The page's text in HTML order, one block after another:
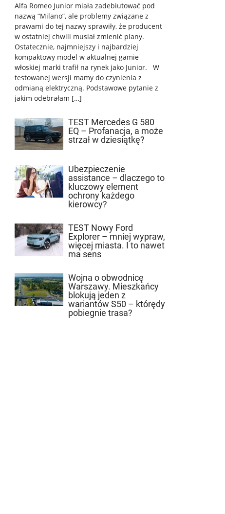
Alfa Romeo Junior miała zadebiutować pod
nazwą “Milano”, ale problemy związane z
prawami do tej nazwy sprawiły, że producent
w ostatniej chwili musiał zmienić plany.
Ostatecznie, najmniejszy i najbardziej
kompaktowy model w aktualnej gamie
włoskiej marki trafił na rynek jako Junior. W
testowanej wersji mamy do czynienia z
odmianą elektryczną. Podstawowe pytanie z
jakim odebrałam […]
TEST Mercedes G 580
EQ – Profanacja, a może
strzał w dziesiątkę?
Ubezpieczenie
assistance – dlaczego to
kluczowy element
ochrony każdego
kierowcy?
TEST Nowy Ford
Explorer – mniej wypraw,
więcej miasta. I to nawet
ma sens
Wojna o obwodnicę
Warszawy. Mieszkańcy
blokują jeden z
wariantów S50 – którędy
pobiegnie trasa?